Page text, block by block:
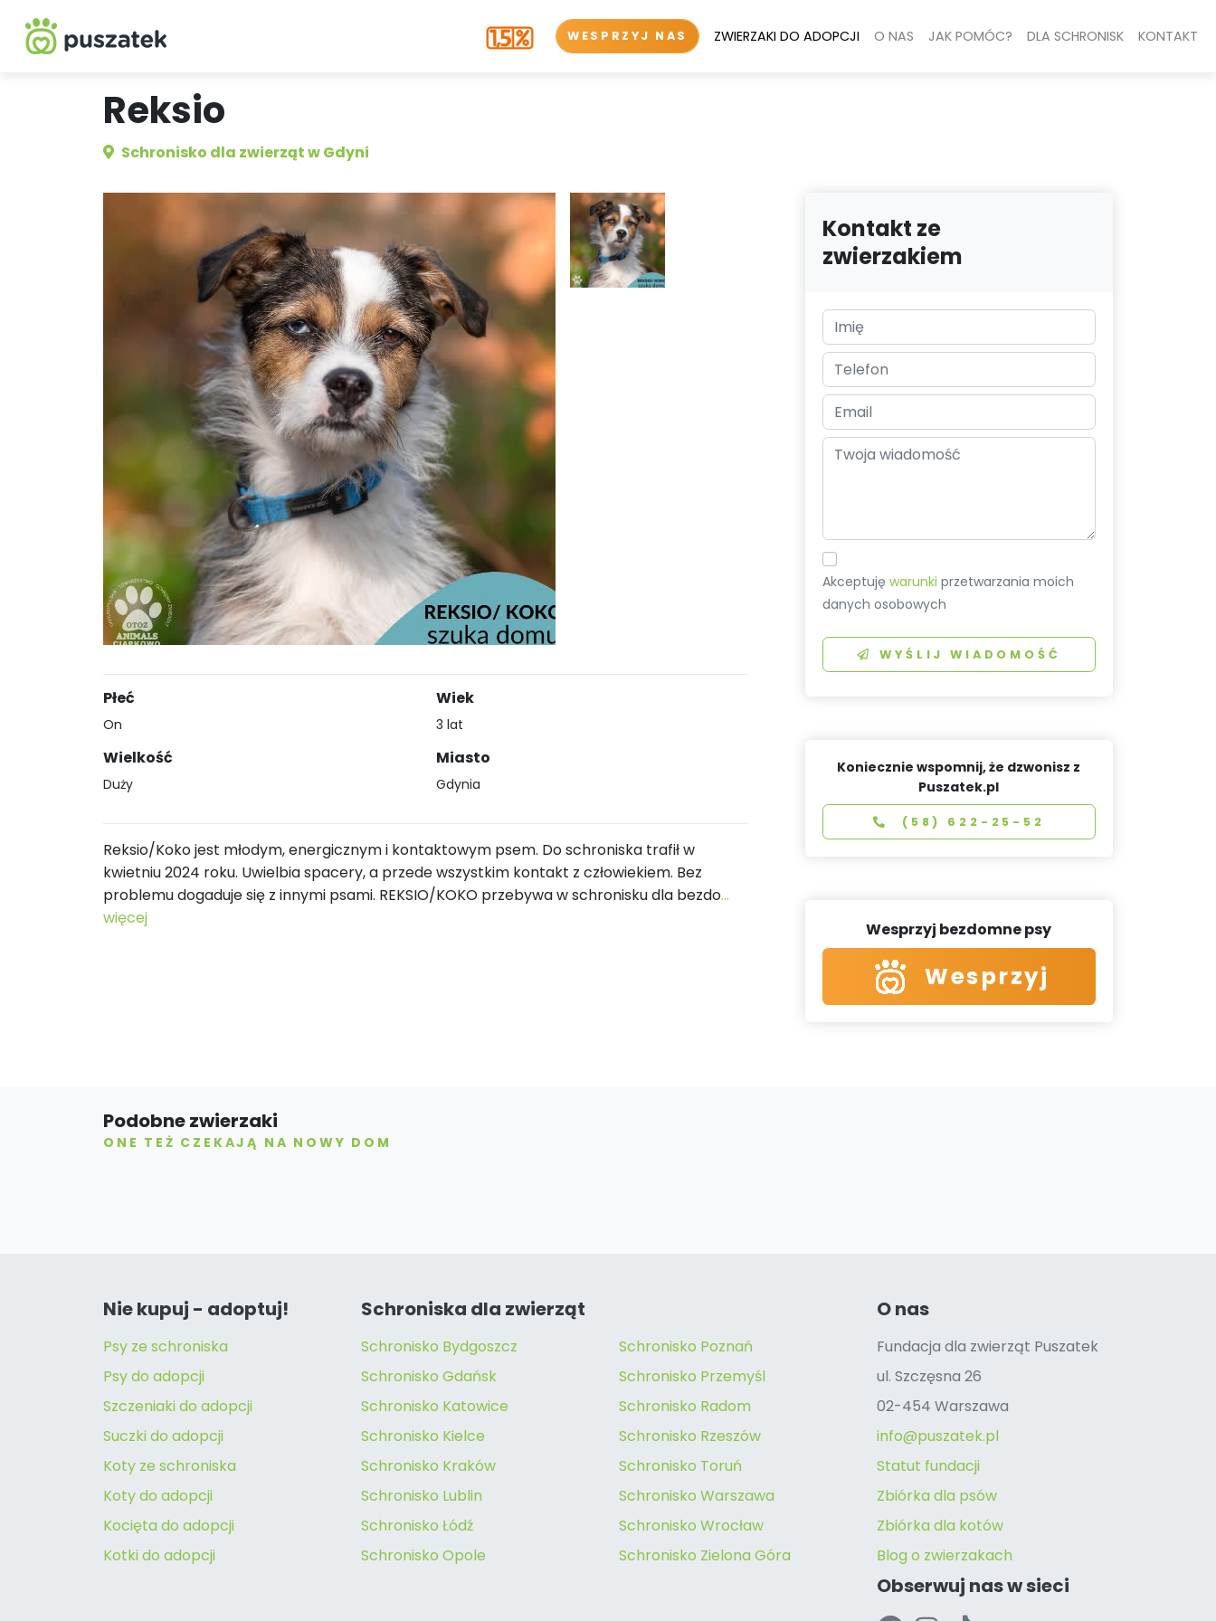
WESPRZYJ NAS ZWIERZAKI DO ADOPCJI O NAS JAK POMÓC? DLA SCHRONISK KONTAKT
Reksio
Schronisko dla zwierząt w Gdyni
Płeć
On
Wielkość
Duży
Wiek
3 lat
Miasto
Gdynia
Reksio/Koko jest młodym, energicznym i kontaktowym psem. Do schroniska trafił w
kwietniu 2024 roku. Uwielbia spacery, a przede wszystkim kontakt z człowiekiem. Bez
problemu dogaduje się z innymi psami. REKSIO/KOKO przebywa w schronisku dla bezdo...
więcej
Kontakt ze
zwierzakiem
Akceptujęwarunki przetwarzania moich
danych osobowych
WYŚLIJ WIADOMOŚĆ
Koniecznie wspomnij, że dzwonisz z
Puszatek.pl
(58) 622-25-52
Wesprzyj bezdomne psy
Wesprzyj
Podobne zwierzaki
ONE TEŻ CZEKAJĄ NA NOWY DOM
Nie kupuj - adoptuj!
Psy ze schroniska
Psy do adopcji
Szczeniaki do adopcji
Suczki do adopcji
Koty ze schroniska
Koty do adopcji
Kocięta do adopcji
Kotki do adopcji
Schroniska dla zwierząt
Schronisko Bydgoszcz
Schronisko Gdańsk
Schronisko Katowice
Schronisko Kielce
Schronisko Kraków
Schronisko Lublin
Schronisko Łódź
Schronisko Opole
Schronisko Poznań
Schronisko Przemyśl
Schronisko Radom
Schronisko Rzeszów
Schronisko Toruń
Schronisko Warszawa
Schronisko Wrocław
Schronisko Zielona Góra
O nas
Fundacja dla zwierząt Puszatek
ul. Szczęsna 26
02-454 Warszawa
info@puszatek.pl
Statut fundacji
Zbiórka dla psów
Zbiórka dla kotów
Blog o zwierzakach
Obserwuj nas w sieci